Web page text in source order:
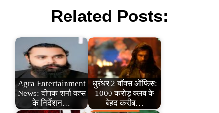
Related Posts:
Agra Entertainment
News: दीपक शर्मा वत्स
के निर्देशन…
धुरंधर 2 बॉक्स ऑफिस:
1000 करोड़ क्लब के
बेहद करीब…